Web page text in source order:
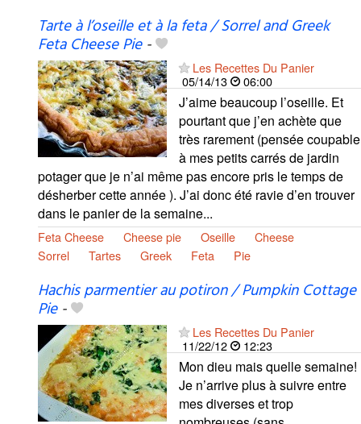
Tarte à l’oseille et à la feta / Sorrel and Greek
Feta Cheese Pie-
Les Recettes Du Panier
05/14/13
06:00
J’aime beaucoup l’oseille. Et
pourtant que j’en achète que
très rarement (pensée coupable
à mes petits carrés de jardin
potager que je n’ai même pas encore pris le temps de
désherber cette année ). J’ai donc été ravie d’en trouver
dans le panier de la semaine...
Feta Cheese Cheese pie Oseille
Cheese
Sorrel
Tartes Greek Feta Pie
Hachis parmentier au potiron / Pumpkin Cottage
Pie-
Les Recettes Du Panier
11/22/12
12:23
Mon dieu mais quelle semaine!
Je n’arrive plus à suivre entre
mes diverses et trop